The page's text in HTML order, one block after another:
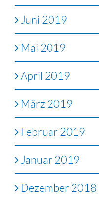
Juni 2019
Mai 2019
April 2019
März 2019
Februar 2019
Januar 2019
Dezember 2018